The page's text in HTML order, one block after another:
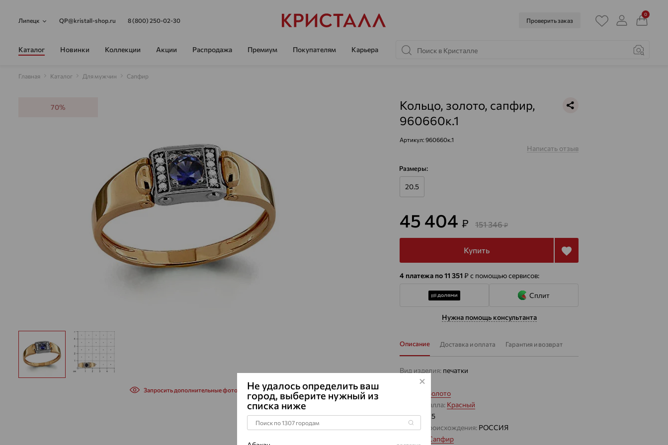
Липецк QP@kristall-shop.ru 8 (800) 250-02-30 Проверить заказ
0
Каталог Новинки Коллекции Акции Распродажа Премиум Покупателям Карьера
Главная Каталог Для мужчин Сапфир
70%
Запросить дополнительные фото
Кольцо, золото, сапфир,
960660к.1
Артикул: 960660к.1
Написать отзыв
Размеры:
20.5
45 404 ₽ 151 346₽
Купить
4 платежа по 11 351 ₽с помощью сервисов:
Сплит
Нужна помощь консультанта
Описание Доставка и оплата Гарантия и возврат
Вид изделия: печатки
2.89
Золото
Цвет металла: Красный
Проба:
585
Страна происхождения: РОССИЯ
Сапфир
Не удалось определить ваш
город, выберите нужный из
списка ниже